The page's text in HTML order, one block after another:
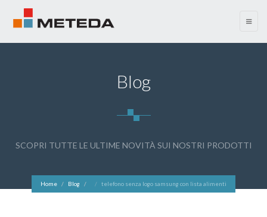
menu
Blog
SCOPRI TUTTE LE ULTIME NOVITÀ SUI NOSTRI PRODOTTI
Home Blog telefono senza logo samsung con lista alimenti